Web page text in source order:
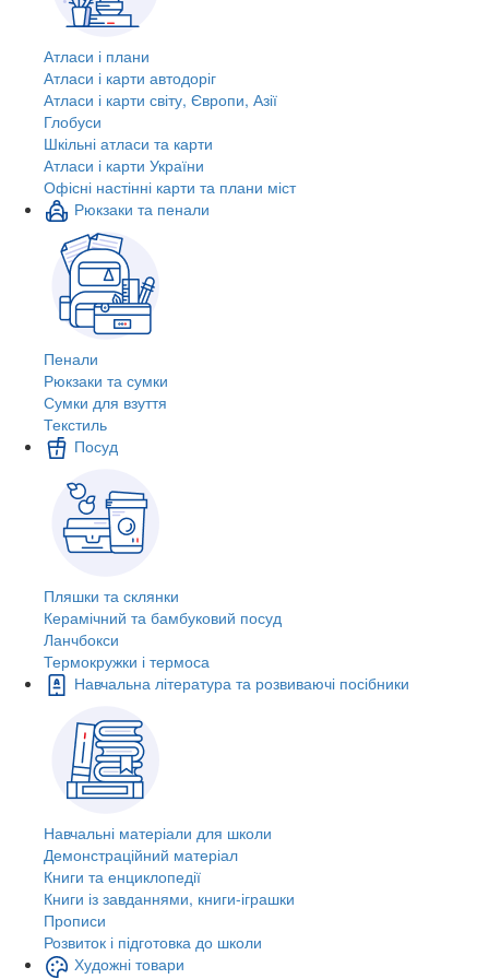
Атласи і плани
Атласи і карти автодоріг
Атласи і карти світу, Європи, Азії
Глобуси
Шкільні атласи та карти
Атласи і карти України
Офісні настінні карти та плани міст
Рюкзаки та пенали
Пенали
Рюкзаки та сумки
Сумки для взуття
Текстиль
Посуд
Пляшки та склянки
Керамічний та бамбуковий посуд
Ланчбокси
Термокружки і термоса
Навчальна література та розвиваючі посібники
Навчальні матеріали для школи
Демонстраційний матеріал
Книги та енциклопедії
Книги із завданнями, книги-іграшки
Прописи
Розвиток і підготовка до школи
Художні товари